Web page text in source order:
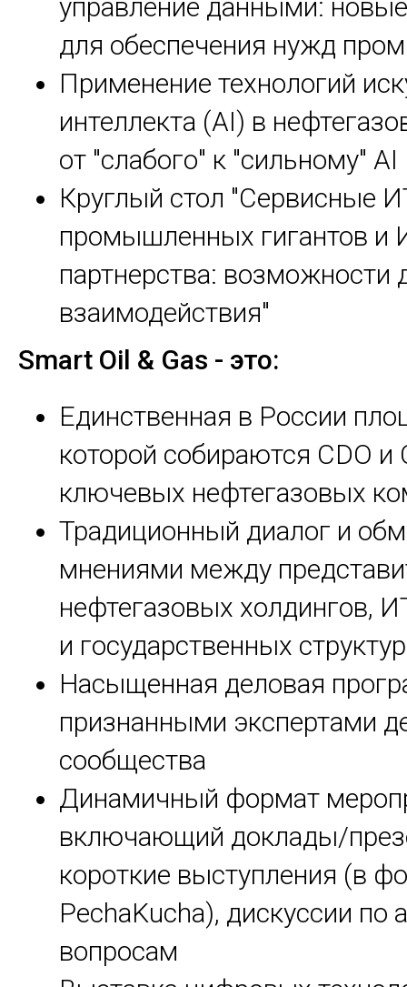
управление данными:
для обеспечения нужд
Применение технологий
интеллекта (AI) в
от "слабого" к "сильному" AI
Круглый стол "Сервисные
промышленных гигантов и
партнерства: возможности
взаимодействия"
Smart Oil & Gas - это:
Единственная в России
которой собираются CDO и
ключевых нефтегазовых
Традиционный диалог и
мнениями между
нефтегазовых холдингов,
и государственных структур
Насыщенная деловая
признанными экспертами
сообщества
Динамичный формат
включающий доклады/
короткие выступления (в
PechaKucha), дискуссии по
вопросам